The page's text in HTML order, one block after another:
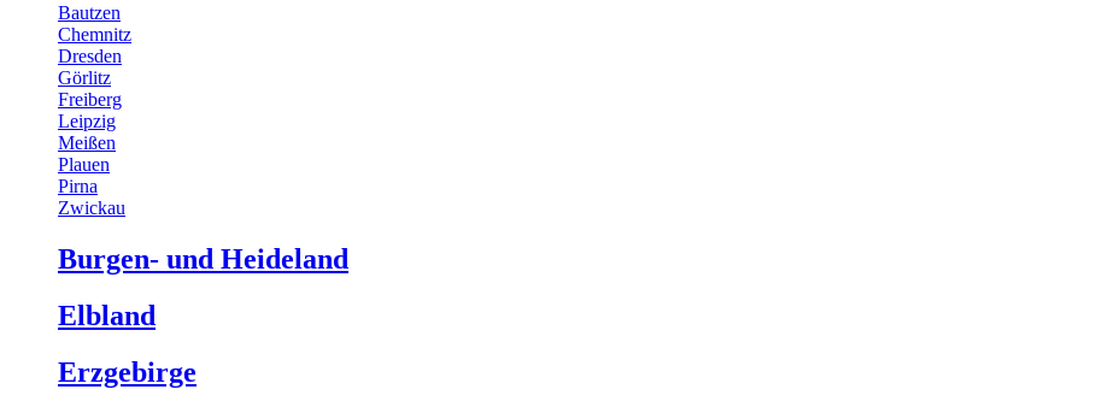
Bautzen
Chemnitz
Dresden
Görlitz
Freiberg
Leipzig
Meißen
Plauen
Pirna
Zwickau
Burgen- und Heideland
Elbland
Erzgebirge